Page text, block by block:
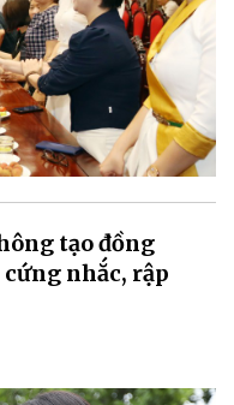
tạo đồng
nhắc, rập